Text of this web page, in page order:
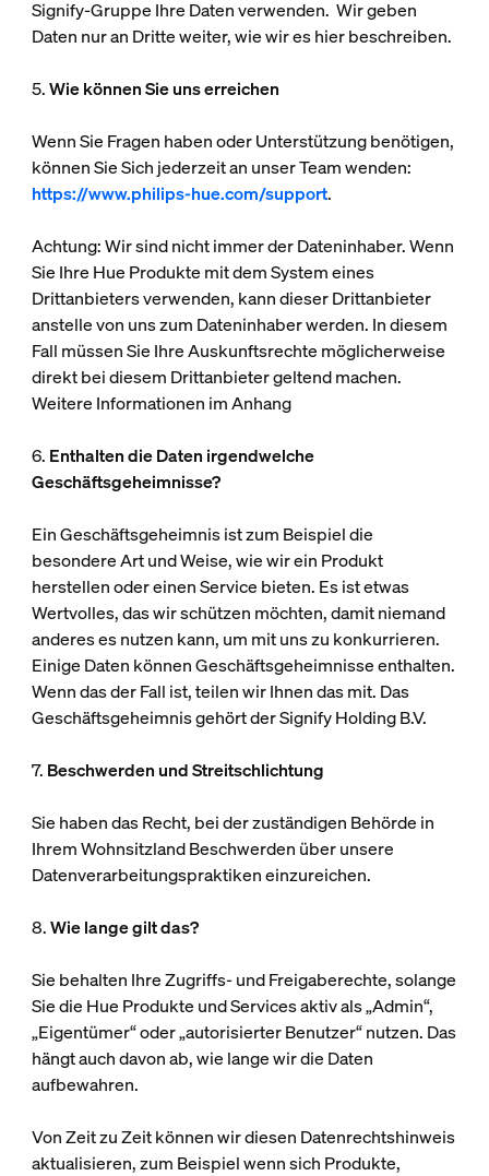
Signify-Gruppe Ihre Daten verwenden. Wir geben
Daten nur an Dritte weiter, wie wir es hier beschreiben.
5.Wie können Sie uns erreichen
Wenn Sie Fragen haben oder Unterstützung benötigen,
können Sie Sich jederzeit an unser Team wenden:
https://www.philips-hue.com/support.
Achtung: Wir sind nicht immer der Dateninhaber. Wenn
Sie Ihre Hue Produkte mit dem System eines
Drittanbieters verwenden, kann dieser Drittanbieter
anstelle von uns zum Dateninhaber werden. In diesem
Fall müssen Sie Ihre Auskunftsrechte möglicherweise
direkt bei diesem Drittanbieter geltend machen.
Weitere Informationen im Anhang
6. Enthalten die Daten irgendwelche
Geschäftsgeheimnisse?
Ein Geschäftsgeheimnis ist zum Beispiel die
besondere Art und Weise, wie wir ein Produkt
herstellen oder einen Service bieten. Es ist etwas
Wertvolles, das wir schützen möchten, damit niemand
anderes es nutzen kann, um mit uns zu konkurrieren.
Einige Daten können Geschäftsgeheimnisse enthalten.
Wenn das der Fall ist, teilen wir Ihnen das mit. Das
Geschäftsgeheimnis gehört der Signify Holding B.V.
7. Beschwerden und Streitschlichtung
Sie haben das Recht, bei der zuständigen Behörde in
Ihrem Wohnsitzland Beschwerden über unsere
Datenverarbeitungspraktiken einzureichen.
8.Wie lange gilt das?
Sie behalten Ihre Zugriffs- und Freigaberechte, solange
Sie die Hue Produkte und Services aktiv als „Admin“,
„Eigentümer“ oder „autorisierter Benutzer“ nutzen. Das
hängt auch davon ab, wie lange wir die Daten
aufbewahren.
Von Zeit zu Zeit können wir diesen Datenrechtshinweis
aktualisieren, zum Beispiel wenn sich Produkte,